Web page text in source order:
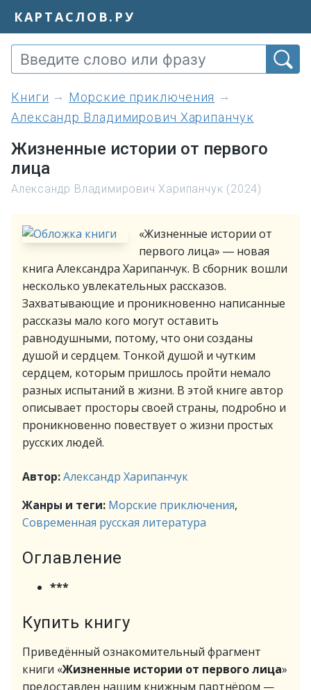
КАРТАСЛОВ.РУ
книги
Морские приключения
Александр Владимирович Харипанчук
Жизненные истории от первого
лица
Александр Владимирович Харипанчук (2024)
«Жизненные истории от
первого лица» ― новая
книга Александра Харипанчук. В сборник вошли
несколько увлекательных рассказов.
Захватывающие и проникновенно написанные
рассказы мало кого могут оставить
равнодушными, потому, что они созданы
душой и сердцем. Тонкой душой и чутким
сердцем, которым пришлось пройти немало
разных испытаний в жизни. В этой книге автор
описывает просторы своей страны, подробно и
проникновенно повествует о жизни простых
русских людей.
Автор:Александр Харипанчук
Жанры и теги: Морские приключения,
Современная русская литература
Оглавление
***
Купить книгу
Приведённый ознакомительный фрагмент
книги «Жизненные истории от первого лица»
предоставлен нашим книжным партнёром —